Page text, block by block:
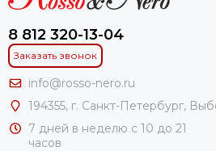
8 812 320-13-04
Заказать звонок
info@rosso-nero.ru
194355, г. Санкт-Петербург,
7 дней в неделю с 10 до 21
часов